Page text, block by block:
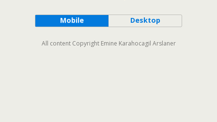
Mobile Desktop
All content Copyright Emine Karahocagil Arslaner